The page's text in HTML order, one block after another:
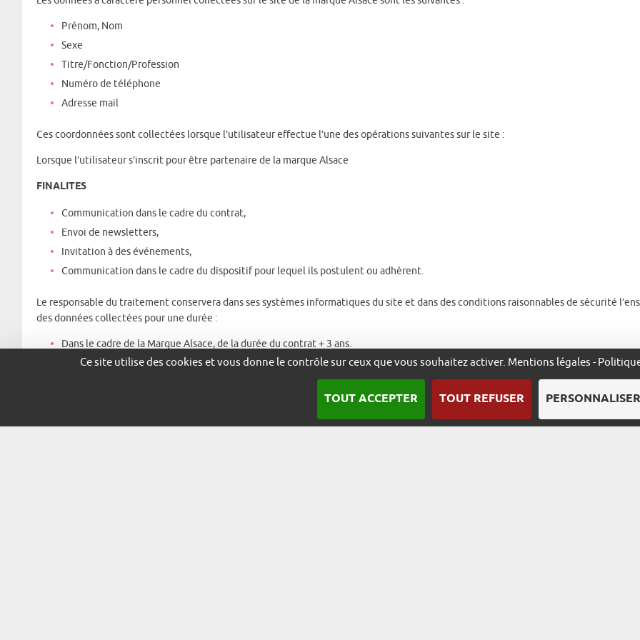
Prénom, Nom
Sexe
Titre/Fonction/Profession
Numéro de téléphone
Adresse mail
Ces coordonnées sont collectées lorsque l’utilisateur effectue l’une des opérations suivantes sur le site :
Lorsque l’utilisateur s’inscrit pour être partenaire de la marque Alsace
FINALITES
Communication dans le cadre du contrat,
Envoi de newsletters,
Invitation à des événements,
Communication dans le cadre du dispositif pour lequel ils postulent ou adhèrent.
Le responsable du traitement conservera dans ses systèmes informatiques du site et dans des conditions raisonnables de sécurité
des données collectées pour une durée :
Dans le cadre de la Marque Alsace, de la durée du contrat + 3 ans.
ARTICLE 4 – RESPONSABLE DU TRAITEMENT DES DONNÉES
Ce site utilise des cookies et vous donne le contrôle sur ceux que vous souhaitez activer. Mentions légales -
TOUT ACCEPTER TOUT REFUSER PERSONNALISER